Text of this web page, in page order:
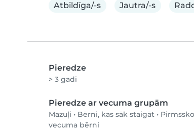
Atbildīga/-s
Jautra/-s
Pieredze
> 3 gadi
Pieredze ar vecuma grupām
Mazuļi • Bērni, kas sāk staigāt •
vecuma bērni